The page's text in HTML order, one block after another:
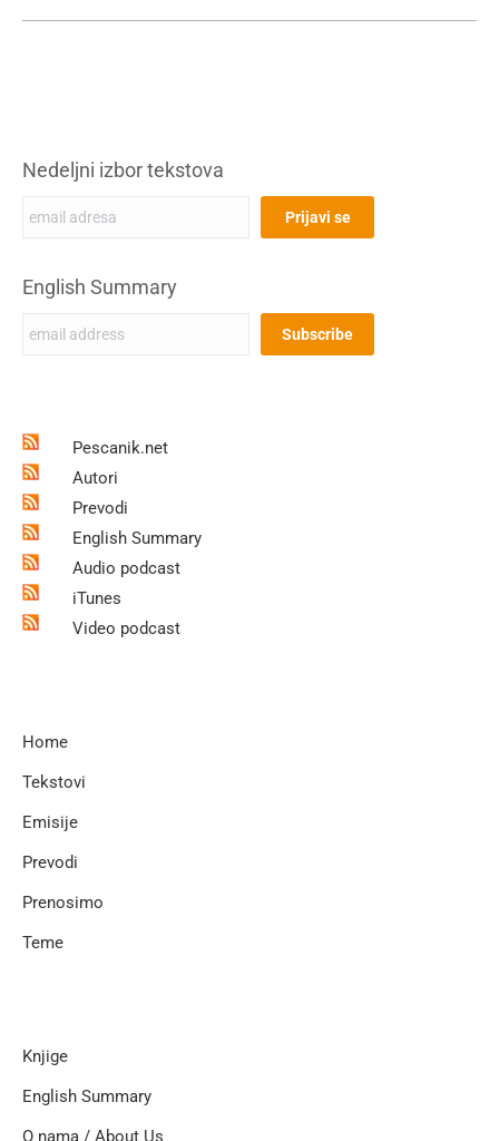
Nedeljni izbor tekstova
English Summary
Pescanik.net
Autori
Prevodi
English Summary
Audio podcast
iTunes
Video podcast
Home
Tekstovi
Emisije
Prevodi
Prenosimo
Teme
Knjige
English Summary
O nama / About Us